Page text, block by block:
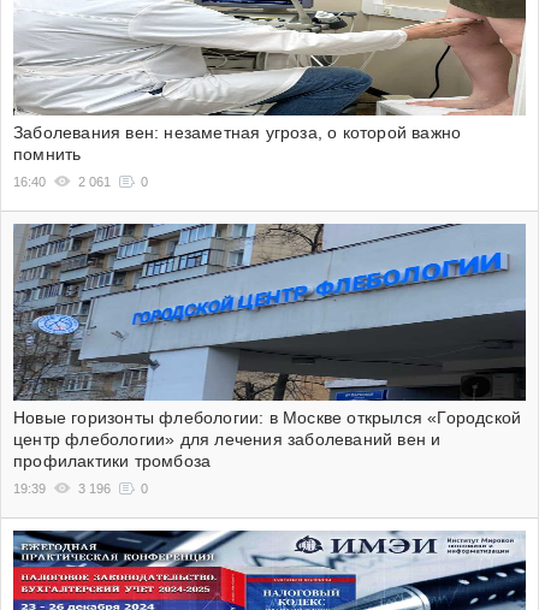
Заболевания вен: незаметная угроза, о которой важно
помнить
16:40 2 061 0
Новые горизонты флебологии: в Москве открылся «Городской
центр флебологии» для лечения заболеваний вен и
профилактики тромбоза
19:39 3 196 0